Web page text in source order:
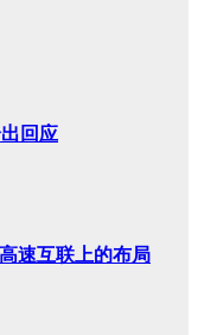
回应
速互联上的布局